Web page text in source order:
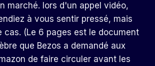
marché. lors d'un appel vidéo,
à vous sentir pressé, mais
cas. (Le 6 pages est le document
que Bezos a demandé aux
de faire circuler avant les